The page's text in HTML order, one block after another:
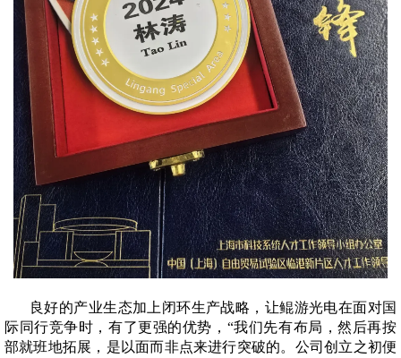
良好的产业生态加上闭环生产战略，让鲲游光电在面对国
际同行竞争时，有了更强的优势，“我们先有布局，然后再按
部就班地拓展，是以面而非点来进行突破的。公司创立之初便